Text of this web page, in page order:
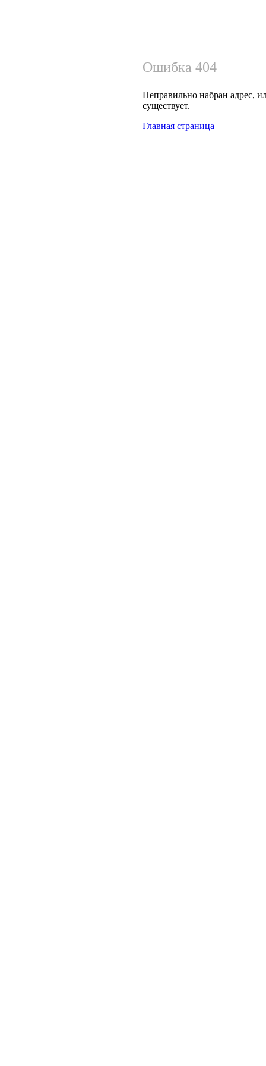
Ошибка 404
Неправильно набран адрес,
существует.
Главная страница